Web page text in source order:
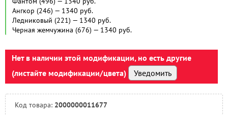
Нет в наличии этой модификации, но есть другие
(листайте модификации/цвета)
Уведомить
Код товара: 2000000011677